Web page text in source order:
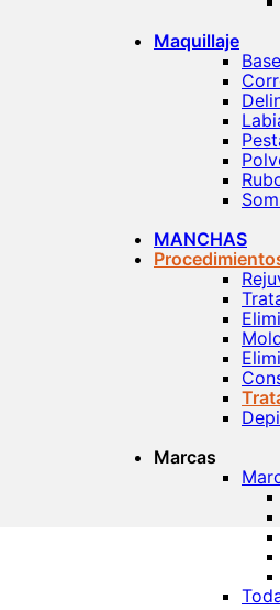
Maquillaje
MANCHAS
Marcas